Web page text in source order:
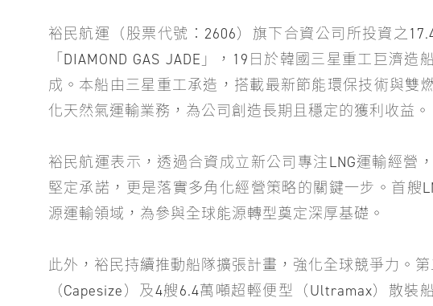
裕民航運（股票代號：2606）旗下合資公司所投資之
「DIAMOND GAS JADE」，19日於韓國三星重工巨濟
成。本船由三星重工承造，搭載最新節能環保技術與雙
化天然氣運輸業務，為公司創造長期且穩定的獲利收益。
裕民航運表示，透過合資成立新公司專注LNG運輸經營
堅定承諾，更是落實多角化經營策略的關鍵一步。首艘
源運輸領域，為參與全球能源轉型奠定深厚基礎。
此外，裕民持續推動船隊擴張計畫，強化全球競爭力。
（Capesize）及4艘6.4萬噸超輕便型（Ultramax）散